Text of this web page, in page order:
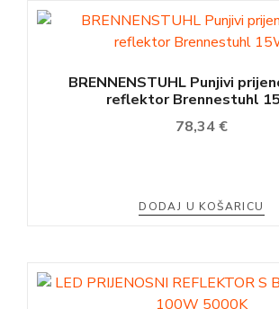
BRENNENSTUHL Punjivi
reflektor Brennestuhl
78,34€
DODAJ U KOŠARICU